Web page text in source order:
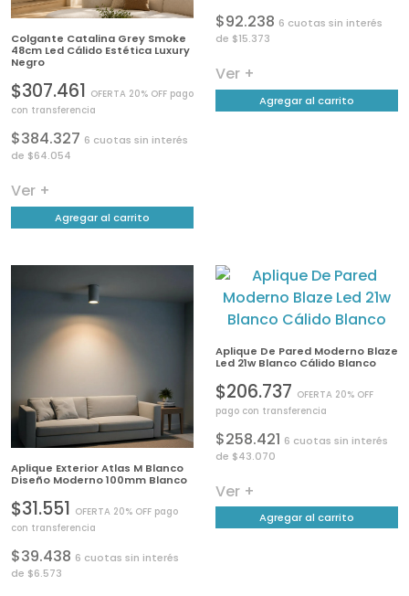
Colgante Catalina Grey Smoke
48cm Led Cálido Estética Luxury
Negro
$307.461 OFERTA 20% OFF pago
con transferencia
$384.327 6 cuotas sin interés
de $64.054
Ver +
Agregar al carrito
$92.238 6 cuotas sin interés
de $15.373
Ver +
Agregar al carrito
Aplique Exterior Atlas M Blanco
Diseño Moderno 100mm Blanco
$31.551 OFERTA 20% OFF pago
con transferencia
$39.438 6 cuotas sin interés
de $6.573
Aplique De Pared Moderno Blaze
Led 21w Blanco Cálido Blanco
$206.737 OFERTA 20% OFF
pago con transferencia
$258.421 6 cuotas sin interés
de $43.070
Ver +
Agregar al carrito